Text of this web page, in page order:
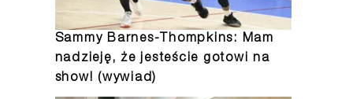
Sammy Barnes-Thompkins: Mam
nadzieję, że jesteście gotowi na
show! (wywiad)